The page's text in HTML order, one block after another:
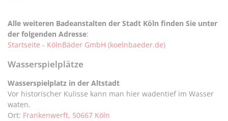
Alle weiteren Badeanstalten der Stadt Köln finden Sie unter
der folgenden Adresse:
Startseite - KölnBäder GmbH (koelnbaeder.de)
Wasserspielplätze
Wasserspielplatz in der Altstadt
Vor historischer Kulisse kann man hier wadentief im Wasser
waten.
Ort: Frankenwerft, 50667 Köln